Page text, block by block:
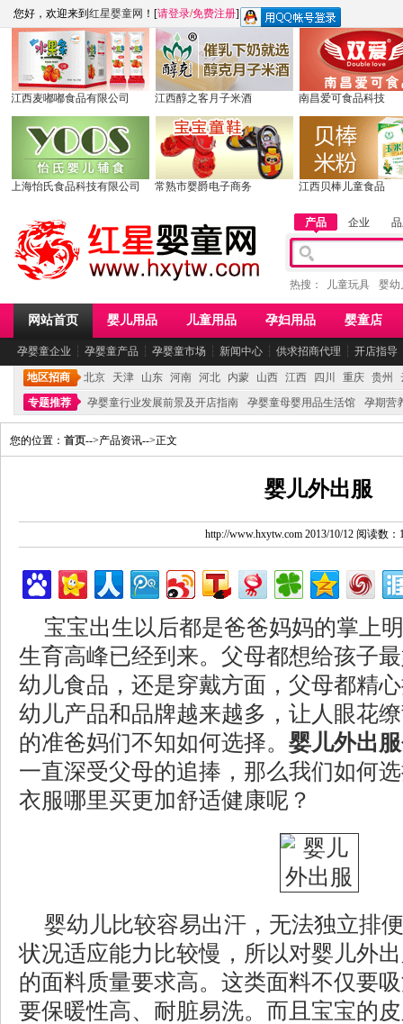
您好，欢迎来到 红星婴童网 ！[请登录/免费注册]
江西麦嘟嘟食品有限公司 江西醇之客月子米酒 南昌爱可食品科技
上海怡氏食品科技有限公司 常熟市婴爵电子商务 江西贝棒儿童食品
产品 企业
热搜： 儿童玩具 婴幼
网站首页 婴儿用品 儿童用品 孕妇用品 婴童店
孕婴童企业 ┆ 孕婴童产品 ┆ 孕婴童市场 ┆ 新闻中心 ┆ 供求招商代理 ┆ 开店指导
地区招商 北京 天津 山东 河南 河北 内蒙 山西 江西 四川 重庆 贵州
专题推荐
孕婴童行业发展前景及开店指南 孕婴童母婴用品生活馆 孕期营
您的位置： 首页-->产品资讯-->正文
婴儿外出服
http://www.hxytw.com 2013/10/12 阅读数：
宝宝出生以后都是爸爸妈妈的掌上
生育高峰已经到来。父母都想给孩子
幼儿食品，还是穿戴方面，父母都精
幼儿产品和品牌越来越多，让人眼花
的准爸妈们不知如何选择。 婴儿外出服
一直深受父母的追捧，那么我们如何
衣服哪里买更加舒适健康呢？
婴幼儿比较容易出汗，无法独立排
状况适应能力比较慢，所以对婴儿外
的面料质量要求高。这类面料不仅要
要保暖性高、耐脏易洗。而且宝宝的